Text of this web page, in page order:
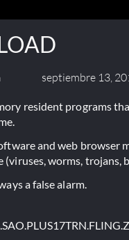
septiembre 13,
resident programs
and web browser
(viruses, worms, trojans,
a false alarm.